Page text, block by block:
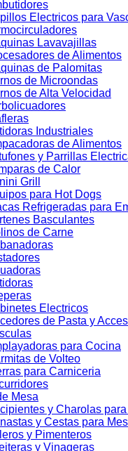
Electricos para
Lavavajillas
de Alimentos
de Palomitas
de Microondas
de Alta Velocidad
Industriales
de Alimentos
y Parrillas
de Calor
Grill
para Hot Dogs
Refrigeradas para
Basculantes
de Carne
Electricos
de Pasta y
para Cocina
de Volteo
para Carniceria
Mesa
y Charolas
y Cestas para
y Pimenteros
y Vinageras